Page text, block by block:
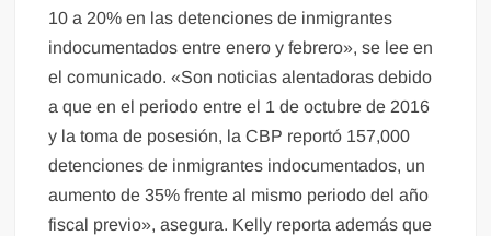
10 a 20% en las detenciones de inmigrantes
indocumentados entre enero y febrero», se lee en
el comunicado. «Son noticias alentadoras debido
a que en el periodo entre el 1 de octubre de 2016
y la toma de posesión, la CBP reportó 157,000
detenciones de inmigrantes indocumentados, un
aumento de 35% frente al mismo periodo del año
fiscal previo», asegura. Kelly reporta además que